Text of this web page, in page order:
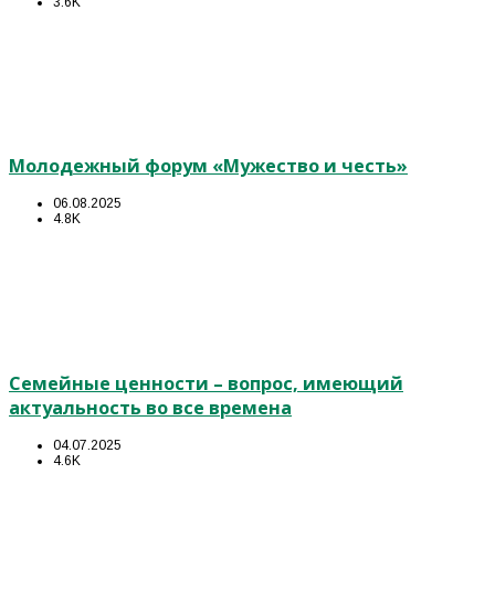
Молодежный форум «Мужество и честь»
06.08.2025
4.8K
Семейные ценности – вопрос, имеющий
актуальность во все времена
04.07.2025
4.6K